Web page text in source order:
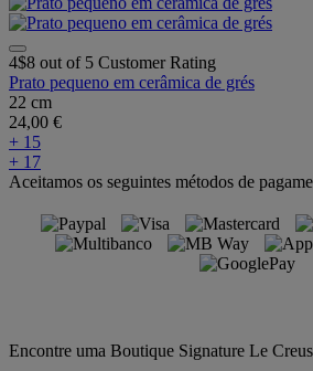
4$8 out of 5 Customer Rating
Prato pequeno em cerâmica de grés
22 cm
24,00 €
+ 15
+ 17
Aceitamos os seguintes métodos de
Encontre uma Boutique Signature Le